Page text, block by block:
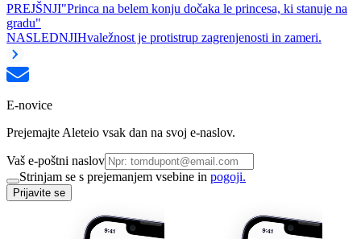
PREJŠNJI"Princa na belem konju dočaka le princesa, ki stanuje na
gradu"
NASLEDNJIHvaležnost je protistrup zagrenjenosti in zameri.
E-novice
Prejemajte Aleteio vsak dan na svoj e-naslov.
Vaš e-poštni naslov
Strinjam se s prejemanjem vsebine in pogoji.
Prijavite se